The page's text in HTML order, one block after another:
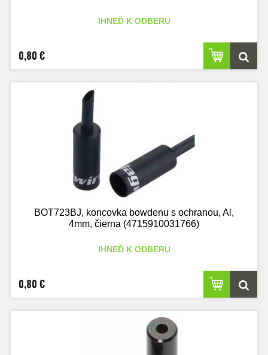
IHNEĎ K ODBERU
0,80 €
BOT723BJ, koncovka bowdenu s ochranou, Al,
4mm, čierna (4715910031766)
IHNEĎ K ODBERU
0,80 €